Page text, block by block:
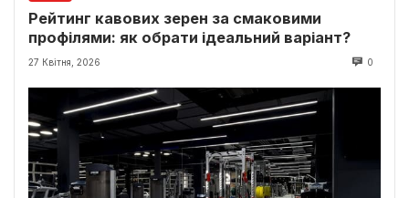
Рейтинг кавових зерен за смаковими
профілями: як обрати ідеальний варіант?
27 Квітня, 2026 0